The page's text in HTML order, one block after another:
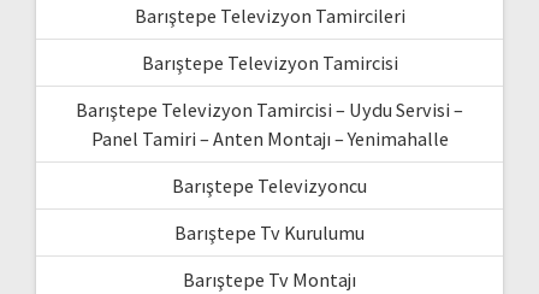
Barıştepe Televizyon Tamircileri
Barıştepe Televizyon Tamircisi
Barıştepe Televizyon Tamircisi – Uydu Servisi –
Panel Tamiri – Anten Montajı – Yenimahalle
Barıştepe Televizyoncu
Barıştepe Tv Kurulumu
Barıştepe Tv Montajı